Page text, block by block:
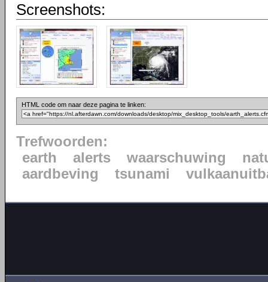
Screenshots:
HTML code om naar deze pagina te linken:
Trefwoorden:
earth
alerts waarschuwing
aardbeving
tsunami